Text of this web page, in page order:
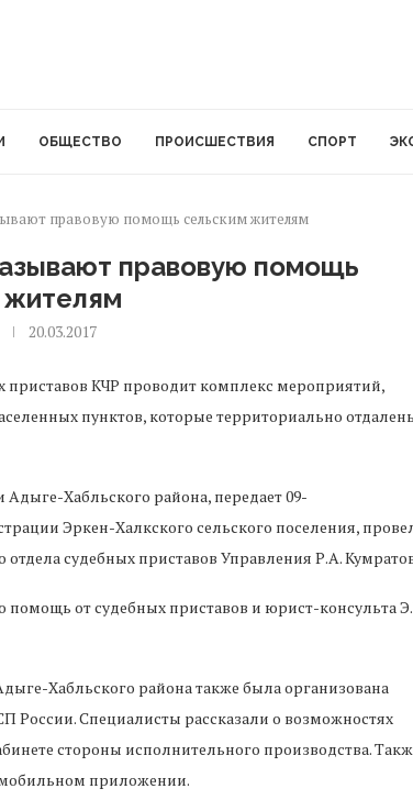
ОБЩЕСТВО ПРОИСШЕСТВИЯ СПОРТ
правовую помощь сельским жителям
правовую помощь
жителям
20.03.2017
приставов КЧР проводит комплекс мероприятий,
пунктов, которые территориально
Хабльского района, передает 09-
Эркен-Халкского сельского поселения,
судебных приставов Управления Р.А.
от судебных приставов и юрист-консульта
Хабльского района также была организована
России. Специалисты рассказали о возможностях
стороны исполнительного производства.
мобильном приложении.